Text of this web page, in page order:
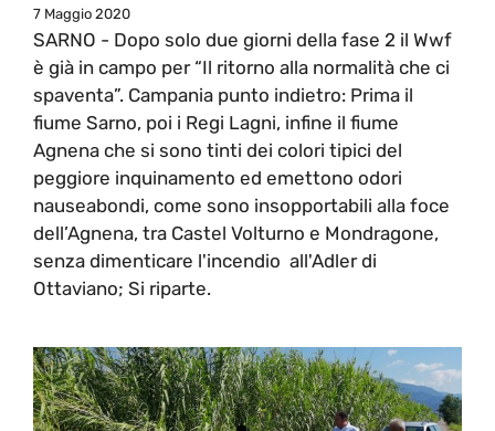
7 Maggio 2020
SARNO - Dopo solo due giorni della fase 2 il Wwf
è già in campo per “Il ritorno alla normalità che ci
spaventa”. Campania punto indietro: Prima il
fiume Sarno, poi i Regi Lagni, infine il fiume
Agnena che si sono tinti dei colori tipici del
peggiore inquinamento ed emettono odori
nauseabondi, come sono insopportabili alla foce
dell’Agnena, tra Castel Volturno e Mondragone,
senza dimenticare l'incendio all'Adler di
Ottaviano; Si riparte.